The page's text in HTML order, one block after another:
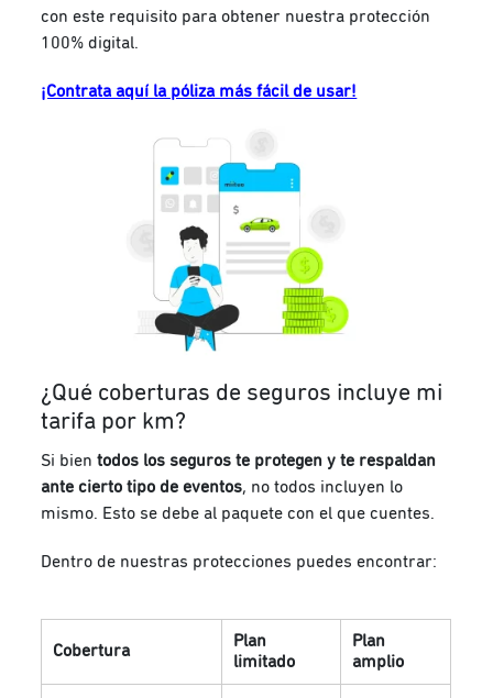
con este requisito para obtener nuestra protección
100% digital.
¡Contrata aquí la póliza más fácil de usar!
¿Qué coberturas de seguros incluye mi
tarifa por km?
Si bientodos los seguros te protegen y te respaldan
ante cierto tipo de eventos, no todos incluyen lo
mismo. Esto se debe al paquete con el que cuentes.
Dentro de nuestras protecciones puedes encontrar:
Cobertura
Plan
limitado
Plan
amplio